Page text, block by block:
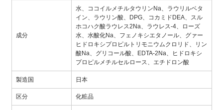
成分
水、ココイルメチルタウリンNa、ラウリルベタ
イン、ラウリン酸、DPG、コカミドDEA、スル
ホコハク酸ラウレス2Na、ラウレス-4、ローズ
水、水酸化Na、フェノキシエタノール、グァー
ヒドロキシプロピルトリモニウムクロリド、リン
酸Na、グリコール酸、EDTA-2Na、ヒドロキシ
プロピルメチルセルロース、エチドロン酸
製造国 日本
区分 化粧品